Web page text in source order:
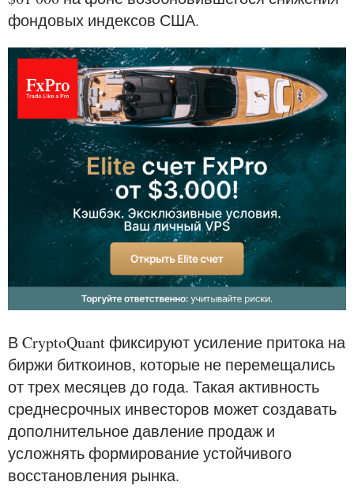
фондовых индексов США.
В CryptoQuant фиксируют усиление притока на
биржи биткоинов, которые не перемещались
от трех месяцев до года. Такая активность
среднесрочных инвесторов может создавать
дополнительное давление продаж и
усложнять формирование устойчивого
восстановления рынка.